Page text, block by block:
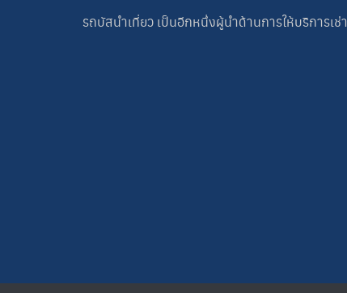
รถบัสนำเที่ยว เป็นอีกหนึ่งผู้นำด้านการให้บริการเ